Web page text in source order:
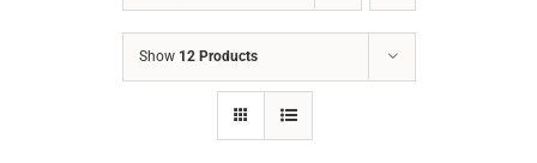
Show 12 Products